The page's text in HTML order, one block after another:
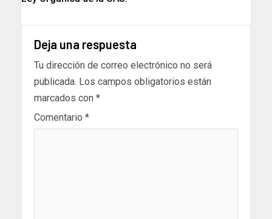
Deja una respuesta
Tu dirección de correo electrónico no será
publicada. Los campos obligatorios están
marcados con *
Comentario *